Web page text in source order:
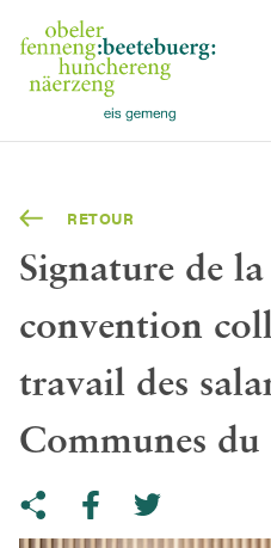
RETOUR
Signature de
convention
travail des
Communes du